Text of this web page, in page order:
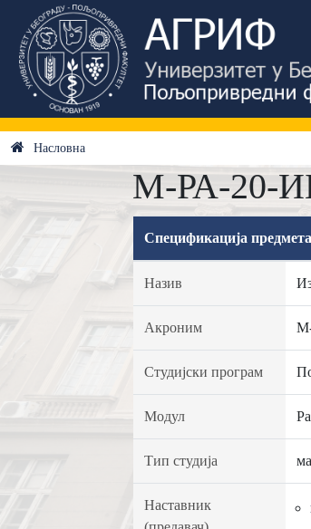
Насловна
М-РА-20-
Спецификација предмета
Назив
Акроним
Студијски програм
Модул
Тип студија
Наставник